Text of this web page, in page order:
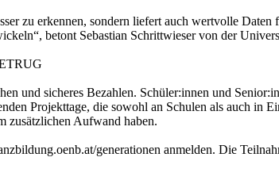
zu erkennen, sondern liefert auch wertvolle
betont Sebastian Schrittwieser von der
und sicheres Bezahlen. Schüler:innen und
Projekttage, die sowohl an Schulen als auch in
zusätzlichen Aufwand haben.
generationen anmelden. Die